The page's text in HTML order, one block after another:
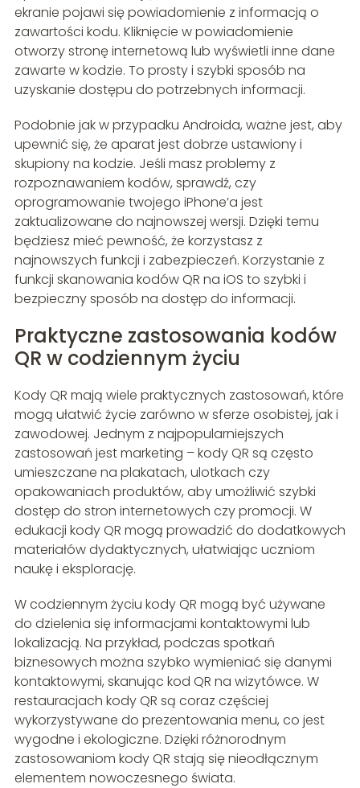
ekranie pojawi się powiadomienie z informacją o
zawartości kodu. Kliknięcie w powiadomienie
otworzy stronę internetową lub wyświetli inne dane
zawarte w kodzie. To prosty i szybki sposób na
uzyskanie dostępu do potrzebnych informacji.
Podobnie jak w przypadku Androida, ważne jest, aby
upewnić się, że aparat jest dobrze ustawiony i
skupiony na kodzie. Jeśli masz problemy z
rozpoznawaniem kodów, sprawdź, czy
oprogramowanie twojego iPhone’a jest
zaktualizowane do najnowszej wersji. Dzięki temu
będziesz mieć pewność, że korzystasz z
najnowszych funkcji i zabezpieczeń. Korzystanie z
funkcji skanowania kodów QR na iOS to szybki i
bezpieczny sposób na dostęp do informacji.
Praktyczne zastosowania kodów
QR w codziennym życiu
Kody QR mają wiele praktycznych zastosowań, które
mogą ułatwić życie zarówno w sferze osobistej, jak i
zawodowej. Jednym z najpopularniejszych
zastosowań jest marketing – kody QR są często
umieszczane na plakatach, ulotkach czy
opakowaniach produktów, aby umożliwić szybki
dostęp do stron internetowych czy promocji. W
edukacji kody QR mogą prowadzić do dodatkowych
materiałów dydaktycznych, ułatwiając uczniom
naukę i eksplorację.
W codziennym życiu kody QR mogą być używane
do dzielenia się informacjami kontaktowymi lub
lokalizacją. Na przykład, podczas spotkań
biznesowych można szybko wymieniać się danymi
kontaktowymi, skanując kod QR na wizytówce. W
restauracjach kody QR są coraz częściej
wykorzystywane do prezentowania menu, co jest
wygodne i ekologiczne. Dzięki różnorodnym
zastosowaniom kody QR stają się nieodłącznym
elementem nowoczesnego świata.